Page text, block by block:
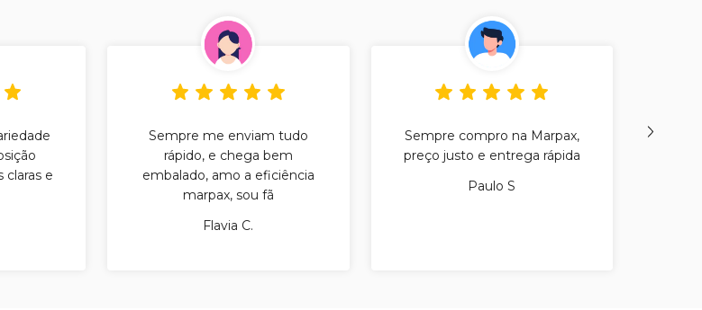
claras e
Sempre me enviam tudo
rápido, e chega bem
embalado, amo a eficiência
marpax, sou fã
Flavia C.
Sempre compro na Marpax,
preço justo e entrega rápida
Paulo S